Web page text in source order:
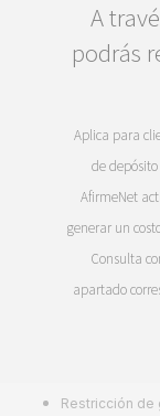
A
podrás
Aplica para
de
AfirmeNet
generar un
Consulta
apartado
Restricción de